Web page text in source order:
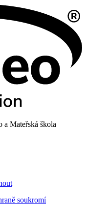
Mateřská škola
soukromí